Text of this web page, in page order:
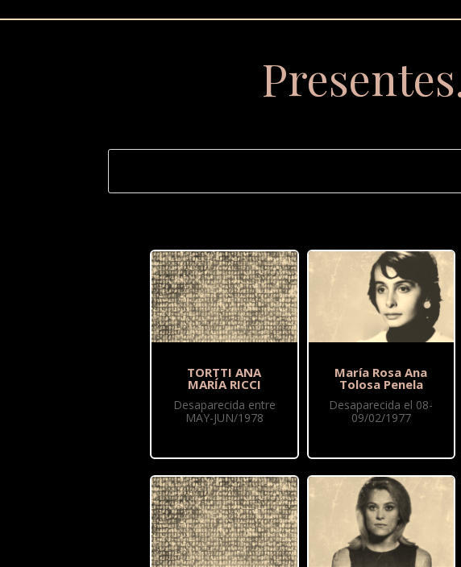
TORTTI ANA
MARÍA RICCI
Desaparecida entre
MAY-JUN/1978
María Rosa Ana
Tolosa Penela
Desaparecida el 08-
09/02/1977